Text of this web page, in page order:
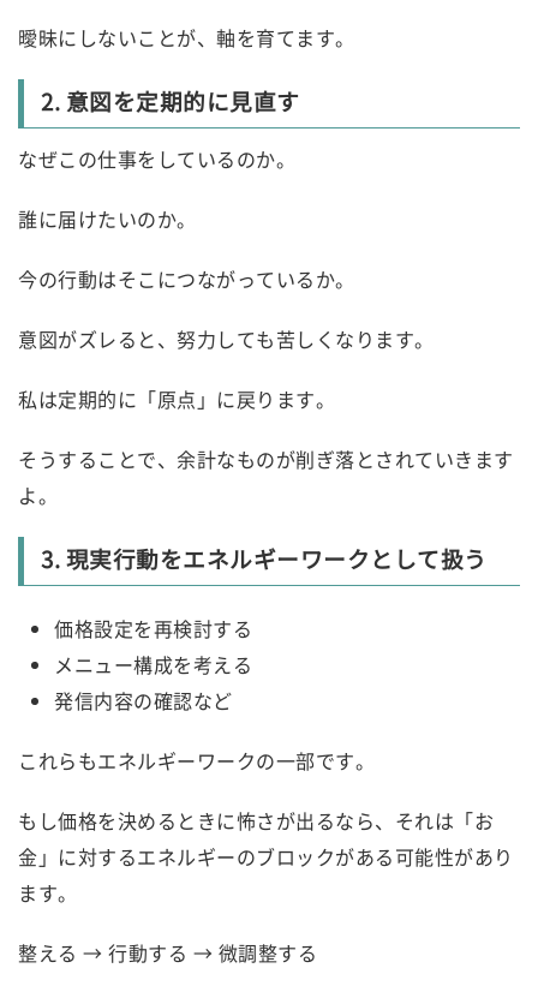
曖昧にしないことが、軸を育てます。
2. 意図を定期的に見直す
なぜこの仕事をしているのか。
誰に届けたいのか。
今の行動はそこにつながっているか。
意図がズレると、努力しても苦しくなります。
私は定期的に「原点」に戻ります。
そうすることで、余計なものが削ぎ落とされていきます
よ。
3. 現実行動をエネルギーワークとして扱う
価格設定を再検討する
メニュー構成を考える
発信内容の確認など
これらもエネルギーワークの一部です。
もし価格を決めるときに怖さが出るなら、それは「お
金」に対するエネルギーのブロックがある可能性があり
ます。
整える → 行動する → 微調整する